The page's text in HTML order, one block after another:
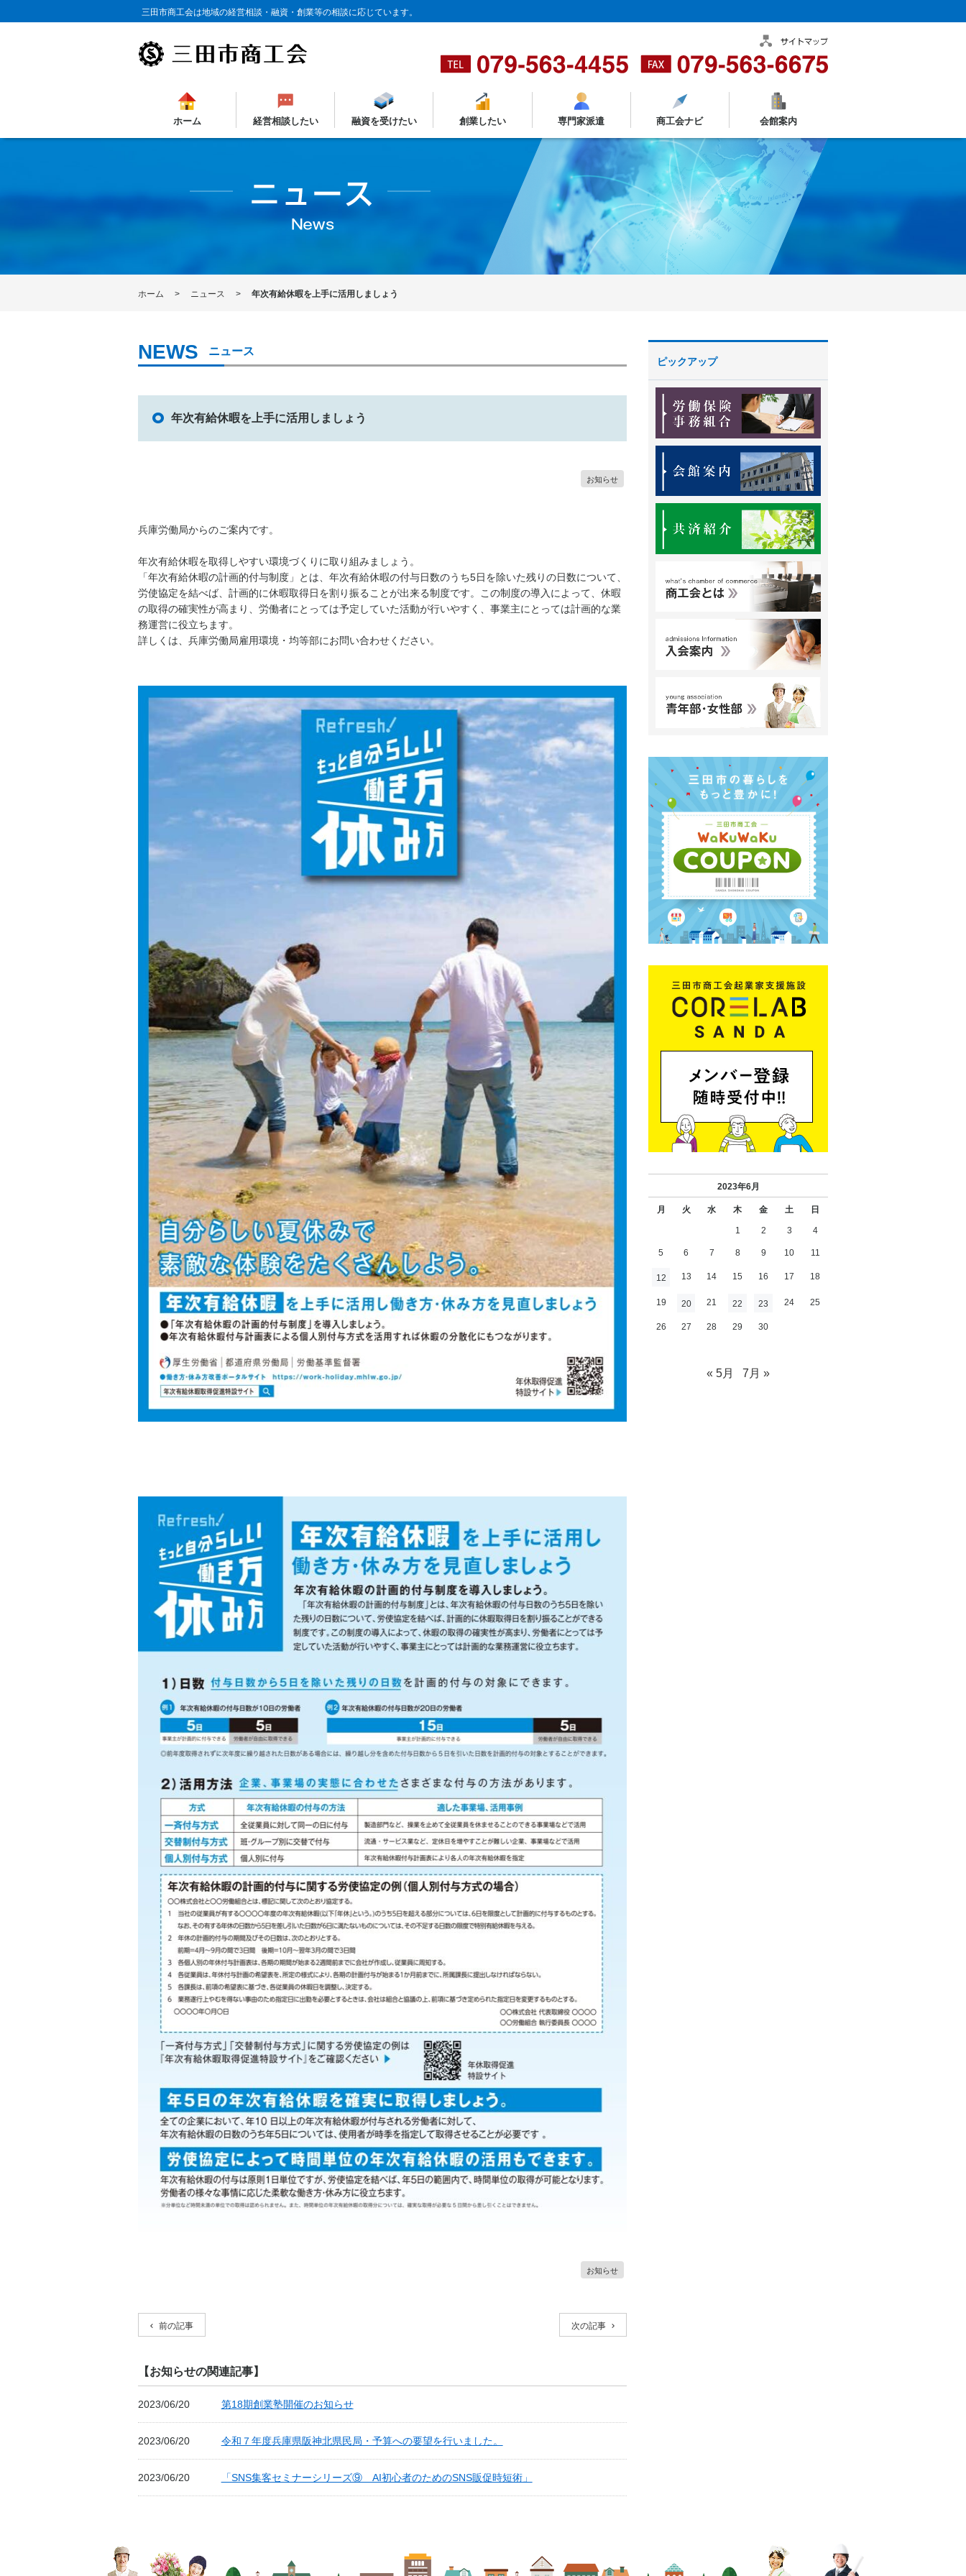
三田市商工会は地域の経営相談・融資・創業等の相談に応じています。
ホーム 経営相談したい 融資を受けたい 創業したい 専門家派遣 商工会ナビ 会館案内
ホーム ニュース 年次有給休暇を上手に活用しましょう
ニュース
年次有給休暇を上手に活用しましょう
お知らせ
兵庫労働局からのご案内です。
年次有給休暇を取得しやすい環境づくりに取り組みましょう。
「年次有給休暇の計画的付与制度」とは、年次有給休暇の付与日数のうち5日を除いた残りの日数について、
労使協定を結べば、計画的に休暇取得日を割り振ることが出来る制度です。この制度の導入によって、休暇
の取得の確実性が高まり、労働者にとっては予定していた活動が行いやすく、事業主にとっては計画的な業
務運営に役立ちます。
詳しくは、兵庫労働局雇用環境・均等部にお問い合わせください。
お知らせ
前の記事 次の記事
【お知らせの関連記事】
2023/06/20 第18期創業塾開催のお知らせ
2023/06/20 令和７年度兵庫県阪神北県民局・予算への要望を行いました。
2023/06/20 「SNS集客セミナーシリーズ⑨ AI初心者のためのSNS販促時短術」
ピックアップ
2023年6月
月 火 水 木 金 土 日
1 2 3 4
5 6 7 8 9 10 11
12 13 14 15 16 17 18
19 20 21 22 23 24 25
26 27 28 29 30
« 5月 7月 »